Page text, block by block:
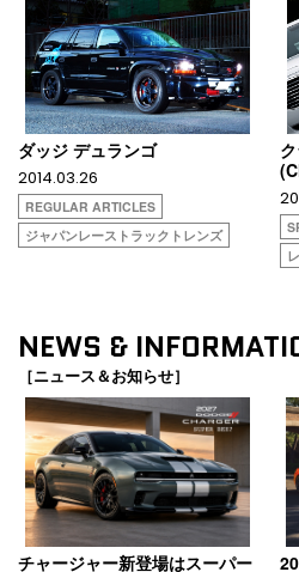
ダッジ デュランゴ
2014.03.26
REGULAR ARTICLES
ジャパンレーストラックトレンズ
NEWS &
［ニュース＆お知らせ］
チャージャー新登場はスーパー